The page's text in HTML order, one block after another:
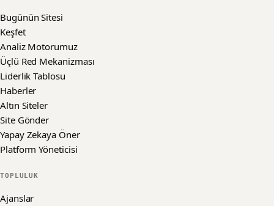
Bugünün Sitesi
Keşfet
Analiz Motorumuz
Üçlü Red Mekanizması
Liderlik Tablosu
Haberler
Altın Siteler
Site Gönder
Yapay Zekaya Öner
Platform Yöneticisi
TOPLULUK
Ajanslar